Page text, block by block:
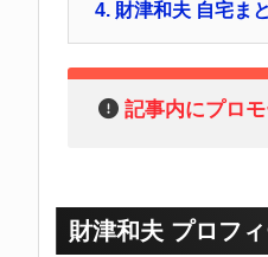
4. 財津和夫 自宅ま
記事内にプロ
財津和夫 プロフ